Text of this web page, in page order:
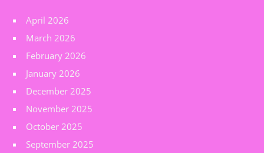
April 2026
March 2026
February 2026
January 2026
December 2025
November 2025
October 2025
September 2025